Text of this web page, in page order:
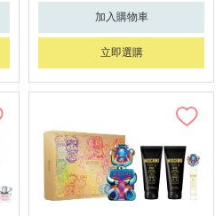
加入購物車
立即選購